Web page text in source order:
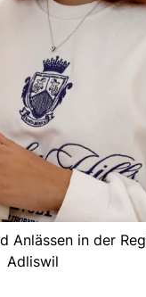
Anlässen in der
Adliswil